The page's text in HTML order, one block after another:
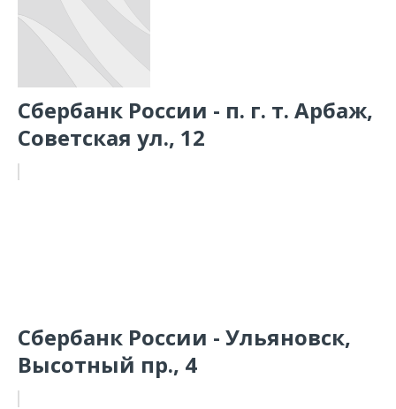
Сбербанк России - п. г. т. Арбаж,
Советская ул., 12
Сбербанк России - Ульяновск,
Высотный пр., 4